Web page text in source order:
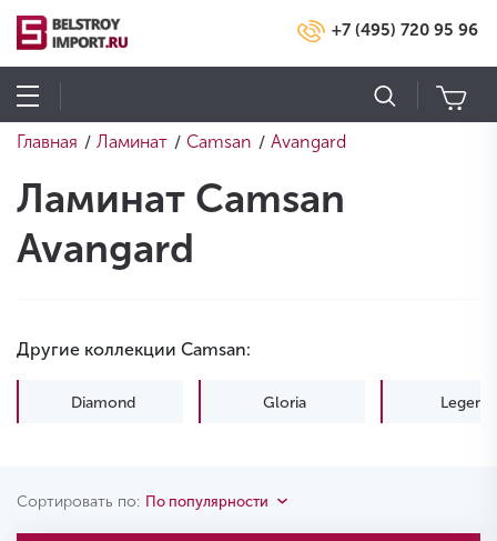
+7 (495) 720 95 96
Главная / Ламинат / Camsan / Avangard
Ламинат Camsan
Avangard
Другие коллекции Camsan:
Diamond Gloria Legend
Сортировать по: По популярности